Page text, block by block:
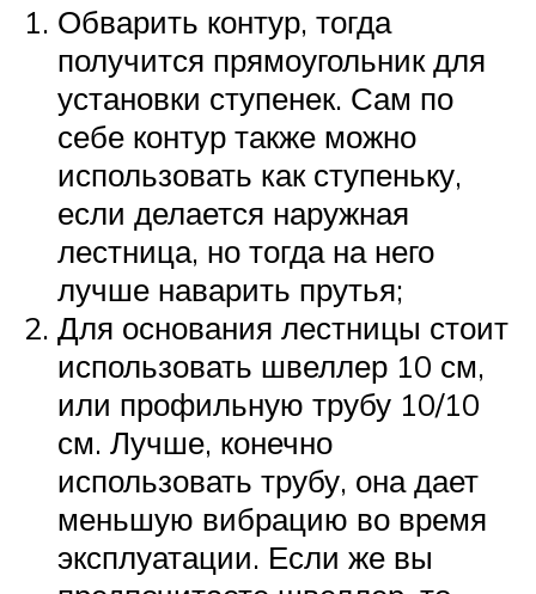
Обварить контур, тогда
получится прямоугольник для
установки ступенек. Сам по
себе контур также можно
использовать как ступеньку,
если делается наружная
лестница, но тогда на него
лучше наварить прутья;
Для основания лестницы стоит
использовать швеллер 10 см,
или профильную трубу 10/10
см. Лучше, конечно
использовать трубу, она дает
меньшую вибрацию во время
эксплуатации. Если же вы